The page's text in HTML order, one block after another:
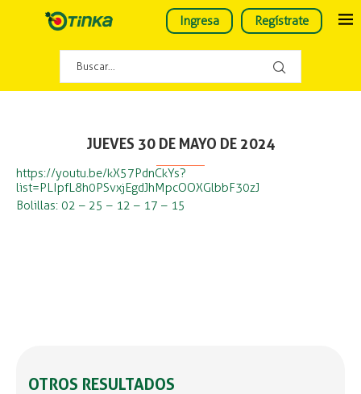
Ingresa Regístrate
JUEVES 30 DE MAYO DE 2024
https://youtu.be/kX57PdnCkYs?
list=PLIpfL8h0PSvxjEgdJhMpcOOXGlbbF30zJ
Bolillas: 02 – 25 – 12 – 17 – 15
OTROS RESULTADOS